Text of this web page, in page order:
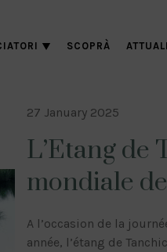
SCOPRÀ
27 January 2025
L’Etang de
mondiale
A l’occasion de la
année, l’étang de